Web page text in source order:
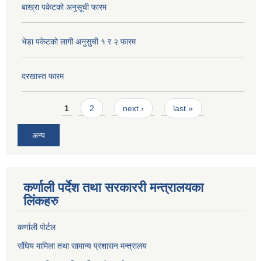
बाख्रा पकेटको अनुसूची फारम
भेडा पकेटको लागी अनुसुची १ र २ फारम
दरखास्त फारम
Pages1 2 next › last »
अन्य
कर्णाली पर्देश तथा सरकाररी मन्त्रालयका
लिंकहरु
कर्णाली पाेर्टल
संघिय मामिला तथा सामान्य प्रशासन मन्त्रालय